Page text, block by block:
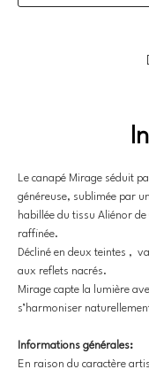
Le canapé Mirage séduit
généreuse, sublimée par
habillée du tissu Aliénor
raffinée.
Décliné en deux teintes ,
aux reflets nacrés.
Mirage capte la lumière
s’harmoniser
Informations générales:
En raison du caractère